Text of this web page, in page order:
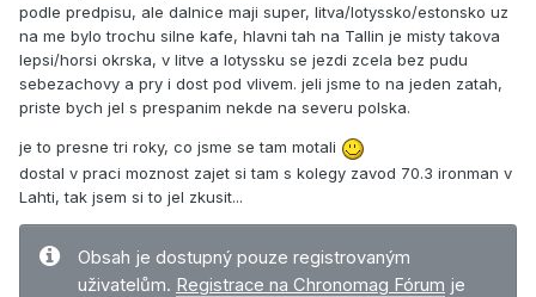
podle predpisu, ale dalnice maji super, litva/lotyssko/estonsko uz
na me bylo trochu silne kafe, hlavni tah na Tallin je misty takova
lepsi/horsi okrska, v litve a lotyssku se jezdi zcela bez pudu
sebezachovy a pry i dost pod vlivem. jeli jsme to na jeden zatah,
priste bych jel s prespanim nekde na severu polska.
je to presne tri roky, co jsme se tam motali
dostal v praci moznost zajet si tam s kolegy zavod 70.3 ironman v
Lahti, tak jsem si to jel zkusit...
Obsah je dostupný pouze registrovaným
uživatelům. Registrace na Chronomag Fórum je